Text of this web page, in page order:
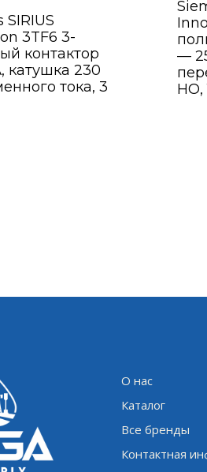
SIRIUS
3TF6 3-
контактор
катушка 230
тока, 3
—
НО,
О нас
Каталог
Все бренды
Контактная